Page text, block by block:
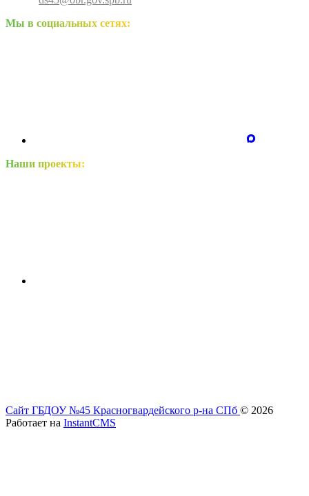
Мы в социальных сетях:
Наши проекты:
Сайт ГБДОУ №45 Красногвардейского р-на СПб © 2026
Работает на InstantCMS